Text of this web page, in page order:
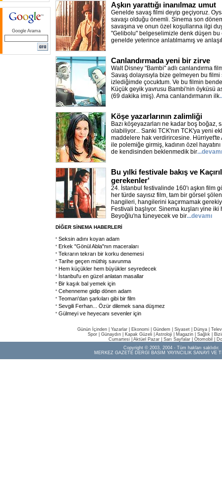
Google Arama
Aşkın yarattığı inanılmaz umut
Genelde savaş filmi deyip geçiyoruz.
savaşı olduğu önemli. Sinema son
savaşına ve onun özel koşullarına ilgi
"Gelibolu" belgeselimizle denk düşen bu
genelde yeterince anlatılmamış ve
Canlandırmada yeni bir zirve
Walt Disney "Bambi" adlı canlandırma
Savaş dolayısıyla bize gelmeyen bu filmi
izlediğimde çocuktum. Ve bu filmin
Küçük geyik yavrusu Bambi'nin öyküsü
(69 dakika imiş). Ama canlandırmanın ilk
Köşe yazarlarının zalimliği
Bazı köşeyazarları ne kadar boş boğaz,
olabiliyor... Sanki TCK'nın TCK'ya yeni
maddelere hak verdirircesine. Hürriyet'te
ile polemiğe girmiş, kadının özel
de kendisinden beklenmedik bir...devamı
Bu yılki festivale bakış ve
gerekenler'
24. İstanbul festivalinde 160'ı aşkın film
her türde sayısız film, tam bir görsel
hangileri, hangilerini kaçırmamak
Festivali başlıyor. Sinema kuşları yine
Beyoğlu'na tüneyecek ve bir...devamı
DİĞER SİNEMA HABERLERİ
Seksin adını koyan adam
Erkek "Gönül Abla"nın maceraları
Tekrarın tekrarı bir korku denemesi
Tarihe geçen müthiş savunma
Hem küçükler hem büyükler seyredecek
İstanbul'u en güzel anlatan masallar
Bir kaşık bal yemek için
Cehenneme gidip dönen adam
Teoman'dan şarkıları gibi bir film
Sevgili Ferhan... Özür dilemek sana düşmez
Gülmeyi ve heyecanı sevenler için
Günün İçinden Yazarlar Ekonomi Gündem Siyaset Dünya |
Spor
Günaydın Kapak Güzeli Astroloji Magazin Sağlık
Cumartesi| Aktüel Pazar| Sarı Sayfalar| Otomobil
Copyright © 2003, 2004 - Tüm hakları saklıdır.
MERKEZ GAZETE DERGİ BASIM YAYINCILIK SANAYİ VE